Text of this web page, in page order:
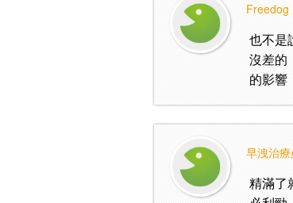
Freedog
也不是
沒差的
的影響
早洩治
精滿了